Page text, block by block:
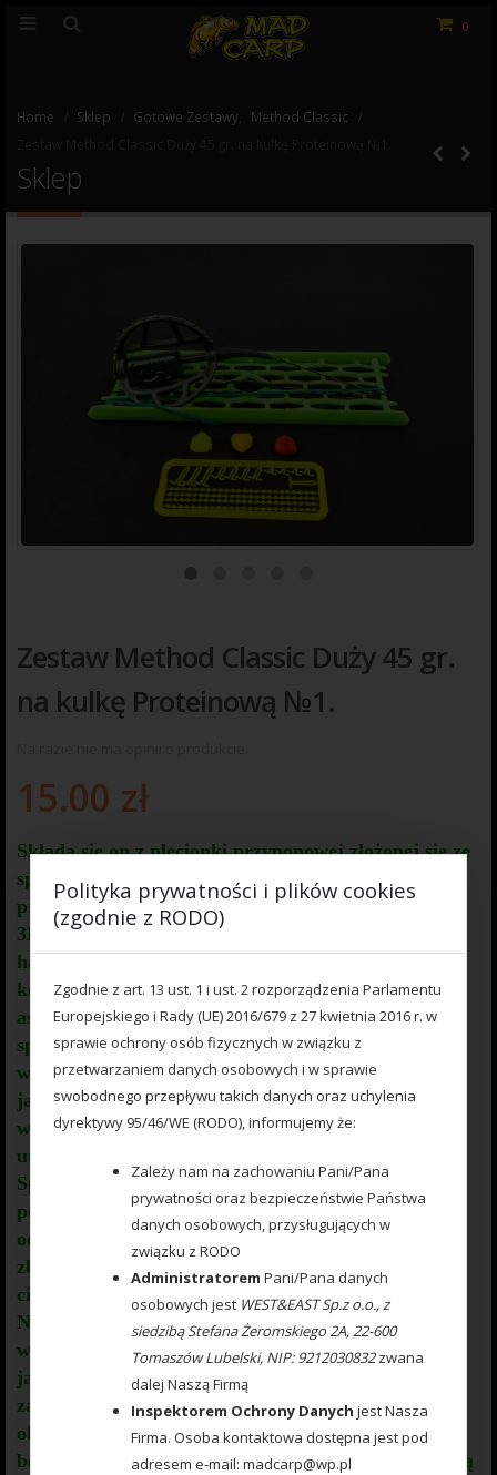
0
Home Sklep Gotowe Zestawy
Method Classic
Sklep
Zestaw Method Classic Duży 45 gr.
na kulkę Proteinową №1.
15.00 zł
Składa się on z plecionki przyponowejzłożonej się ze
splotu 16 specjalnych włókien
o długości ok. 60 cm ,
przyponu o długości ok. 16 cm ,zasobnika na zanętę
3D o wadze 45 gram, dwóch krętlików , stopera i
haczyka z włosem. Dzięki unikalnej konstrukcji
koszyka zanętowego 3D w połączeniu z
asymetrycznym ciężarkiem oraz zastosowaniu
specjalnych wypustek na górnym ramieniu –
wskazujących gdzie wbić haczyk – zawsze wiemy w
jakiej pozycji zestaw ustawi się na dnie zbiornika
wodnego. Ponadto konstrukcja 3D doskonale
utrzyma zanętę , podczas zarzucania zestawu.
Specjalna konstrukcja powoduje , że ryba po
połknięciu haczyka początkowo nie czuje oporu i nie
odrzuca połkniętej przynęty. Koszyk zanętowy
zbudowany jest z doskonałej jakości plastiku oraz
ciężarka z ołowiu pomalowanego farbą proszkową .
Najwyższej jakości koreański haczyk ,
wyprodukowany na nasze specjalne zamówienie z
japońskiej , hartowanej , wysokowęglowej stali , nie
zawiedzie przy holowaniu nawet największych
okazów ryb.
Pokryty teflonem gwarantuje
bezrefleksyjność w środowisku wodnym, oraz wyższą
Polityka prywatności i plików cookies
(zgodnie z RODO)
Zgodnie z art. 13 ust. 1 i ust. 2 rozporządzenia Parlamentu
Europejskiego i Rady (UE) 2016/679 z 27 kwietnia 2016 r. w
sprawie ochrony osób fizycznych w związku z
przetwarzaniem danych osobowych i w sprawie
swobodnego przepływu takich danych oraz uchylenia
dyrektywy 95/46/WE (RODO), informujemy że:
Zależy nam na zachowaniu Pani/Pana
prywatności oraz bezpieczeństwie Państwa
danych osobowych, przysługujących w
związku z RODO
Administratorem Pani/Pana danych
osobowych jest WEST&EAST Sp.z o.o., z
siedzibą Stefana Żeromskiego 2A, 22-600
Tomaszów Lubelski, NIP: 9212030832zwana
dalej Naszą Firmą
Inspektorem Ochrony Danych jest Nasza
Firma. Osoba kontaktowa dostępna jest pod
adresem e-mail: madcarp@wp.pl